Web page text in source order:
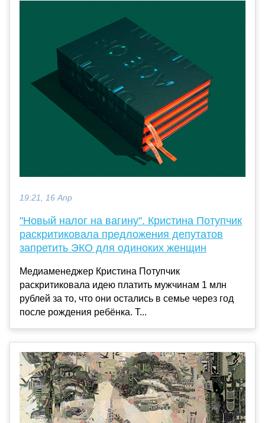
19:21, 16 Апр
"Новый налог на вагину". Кристина Потупчик
раскритиковала предложения депутатов
запретить ЭКО для одиноких женщин
Медиаменеджер Кристина Потупчик
раскритиковала идею платить мужчинам 1 млн
рублей за то, что они остались в семье через год
после рождения ребёнка. Т...